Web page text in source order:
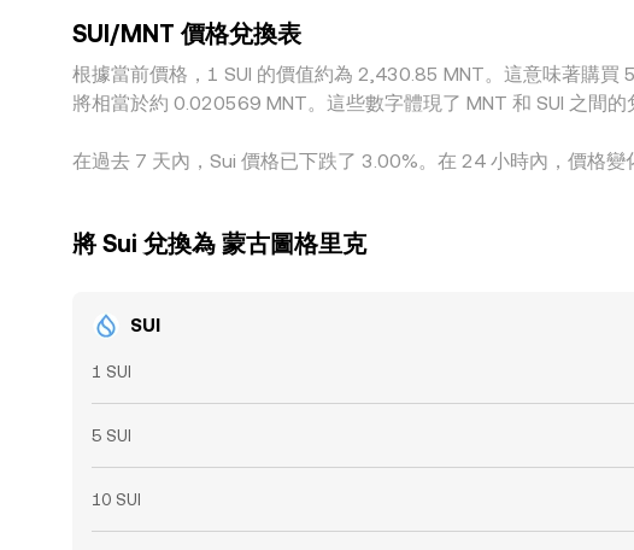
SUI/MNT 價格兌換表
根據當前價格，1 SUI 的價值約為 2,430.85 MNT。這意味著購
將相當於約 0.020569 MNT。這些數字體現了 MNT 和 SUI 之間
在過去 7 天內，Sui 價格已下跌了 3.00%。在 24 小時內，價格
將 Sui 兌換為 蒙古圖格里克
SUI
1 SUI
5 SUI
10 SUI